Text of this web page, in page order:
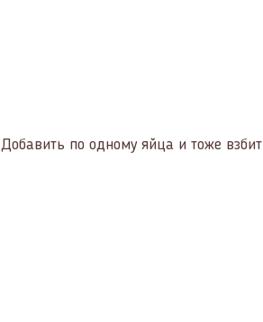
Добавить по одному яйца и тоже